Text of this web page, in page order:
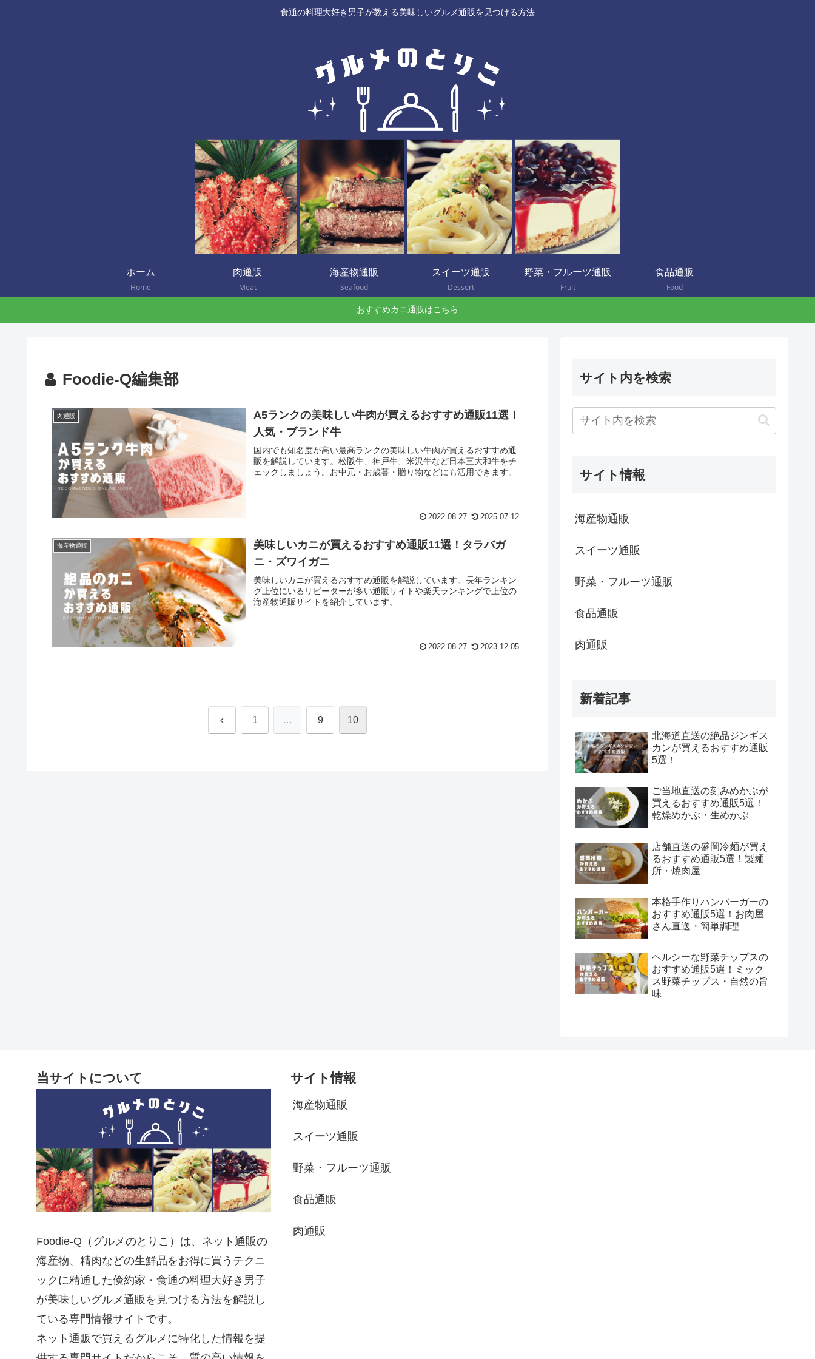
食通の料理大好き男子が教える美味しいグルメ通販を見つける方法
ホーム
Home
肉通販
Meat
海産物通販
Seafood
スイーツ通販
Dessert
野菜・フルーツ通販
Fruit
食品通販
Food
おすすめカニ通販はこちら
Foodie-Q編集部
肉通販
A5ランクの美味しい牛肉が買えるおすすめ通販11選！
人気・ブランド牛
国内でも知名度が高い最高ランクの美味しい牛肉が買えるおすすめ通
販を解説しています。松阪牛、神戸牛、米沢牛など日本三大和牛をチ
ェックしましょう。お中元・お歳暮・贈り物などにも活用できます。
2022.08.27 2025.07.12
海産物通販
美味しいカニが買えるおすすめ通販11選！タラバガ
ニ・ズワイガニ
美味しいカニが買えるおすすめ通販を解説しています。長年ランキン
グ上位にいるリピーターが多い通販サイトや楽天ランキングで上位の
海産物通販サイトを紹介しています。
2022.08.27 2023.12.05
前 1 … 9 10
サイト内を検索
サイト情報
海産物通販
スイーツ通販
野菜・フルーツ通販
食品通販
肉通販
新着記事
北海道直送の絶品ジンギス
カンが買えるおすすめ通販
5選！
ご当地直送の刻みめかぶが
買えるおすすめ通販5選！
乾燥めかぶ・生めかぶ
店舗直送の盛岡冷麺が買え
るおすすめ通販5選！製麺
所・焼肉屋
本格手作りハンバーガーの
おすすめ通販5選！お肉屋
さん直送・簡単調理
ヘルシーな野菜チップスの
おすすめ通販5選！ミック
ス野菜チップス・自然の旨
味
当サイトについて
Foodie-Q（グルメのとりこ）は、ネット通販の
海産物、精肉などの生鮮品をお得に買うテクニ
ックに精通した倹約家・食通の料理大好き男子
が美味しいグルメ通販を見つける方法を解説し
ている専門情報サイトです。
ネット通販で買えるグルメに特化した情報を提
サイト情報
海産物通販
スイーツ通販
野菜・フルーツ通販
食品通販
肉通販